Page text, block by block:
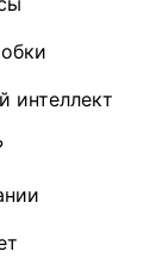
интеллект